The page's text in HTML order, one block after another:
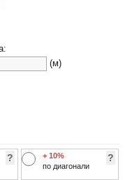
(м)
?
+ 10%
по диагонали
?